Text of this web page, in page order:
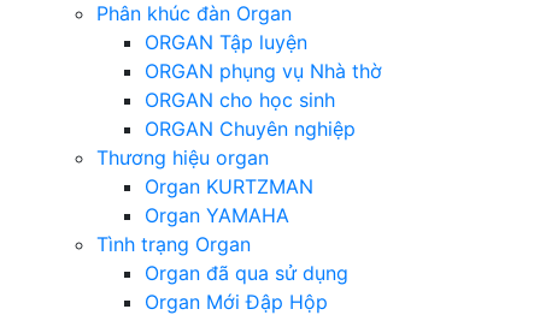
Phân khúc đàn Organ
ORGAN Tập luyện
ORGAN phụng vụ Nhà thờ
ORGAN cho học sinh
ORGAN Chuyên nghiệp
Thương hiệu organ
Organ KURTZMAN
Organ YAMAHA
Tình trạng Organ
Organ đã qua sử dụng
Organ Mới Đập Hộp